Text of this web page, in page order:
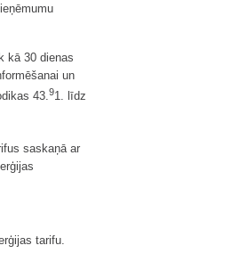
kā 30 dienas
un
43. 91. līdz
saskaņā ar
tarifu.